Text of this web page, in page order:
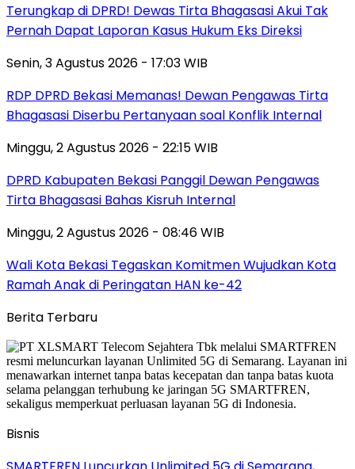
Terungkap di DPRD! Dewas Tirta Bhagasasi Akui Tak
Pernah Dapat Laporan Kasus Hukum Eks Direksi
Senin, 3 Agustus 2026 - 17:03 WIB
RDP DPRD Bekasi Memanas! Dewan Pengawas Tirta
Bhagasasi Diserbu Pertanyaan soal Konflik Internal
Minggu, 2 Agustus 2026 - 22:15 WIB
DPRD Kabupaten Bekasi Panggil Dewan Pengawas
Tirta Bhagasasi Bahas Kisruh Internal
Minggu, 2 Agustus 2026 - 08:46 WIB
Wali Kota Bekasi Tegaskan Komitmen Wujudkan Kota
Ramah Anak di Peringatan HAN ke-42
Berita Terbaru
Bisnis